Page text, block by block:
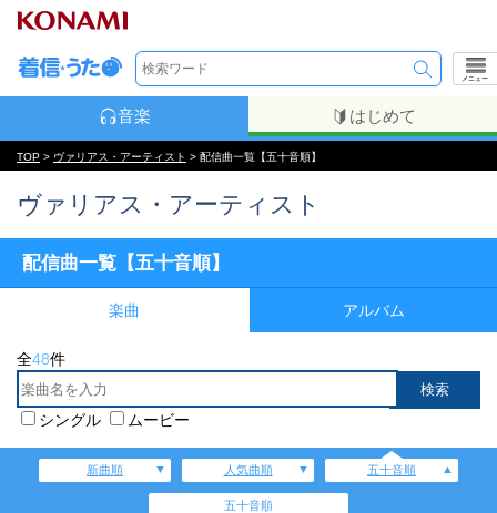
メニュー
音楽 はじめて
TOP > ヴァリアス・アーティスト > 配信曲一覧【五十音順】
ヴァリアス・アーティスト
配信曲一覧【五十音順】
楽曲 アルバム
全48件
シングル ムービー
新曲順 人気曲順 五十音順
五十音順